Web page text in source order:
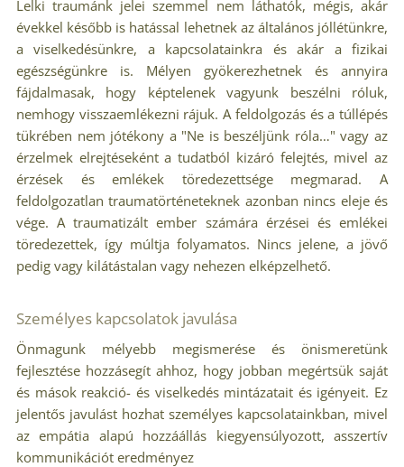
Lelki traumánk jelei szemmel nem láthatók, mégis, akár
évekkel később is hatással lehetnek az általános jóllétünkre,
a viselkedésünkre, a kapcsolatainkra és akár a fizikai
egészségünkre is. Mélyen gyökerezhetnek és annyira
fájdalmasak, hogy képtelenek vagyunk beszélni róluk,
nemhogy visszaemlékezni rájuk. A feldolgozás és a túllépés
tükrében nem jótékony a "Ne is beszéljünk róla…" vagy az
érzelmek elrejtéseként a tudatból kizáró felejtés, mivel az
érzések és emlékek töredezettsége megmarad. A
feldolgozatlan traumatörténeteknek azonban nincs eleje és
vége. A traumatizált ember számára érzései és emlékei
töredezettek, így múltja folyamatos. Nincs jelene, a jövő
pedig vagy kilátástalan vagy nehezen elképzelhető.
Személyes kapcsolatok javulása
Önmagunk mélyebb megismerése és önismeretünk
fejlesztése hozzásegít ahhoz, hogy jobban megértsük saját
és mások reakció- és viselkedés mintázatait és igényeit. Ez
jelentős javulást hozhat személyes kapcsolatainkban, mivel
az empátia alapú hozzáállás kiegyensúlyozott, asszertív
kommunikációt eredményez